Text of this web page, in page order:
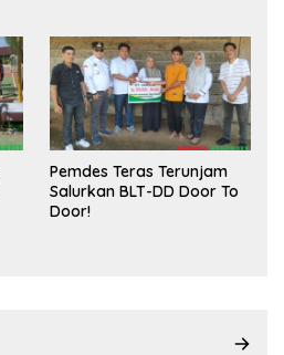
Pemdes Teras Terunjam
Salurkan BLT-DD Door To
Door!